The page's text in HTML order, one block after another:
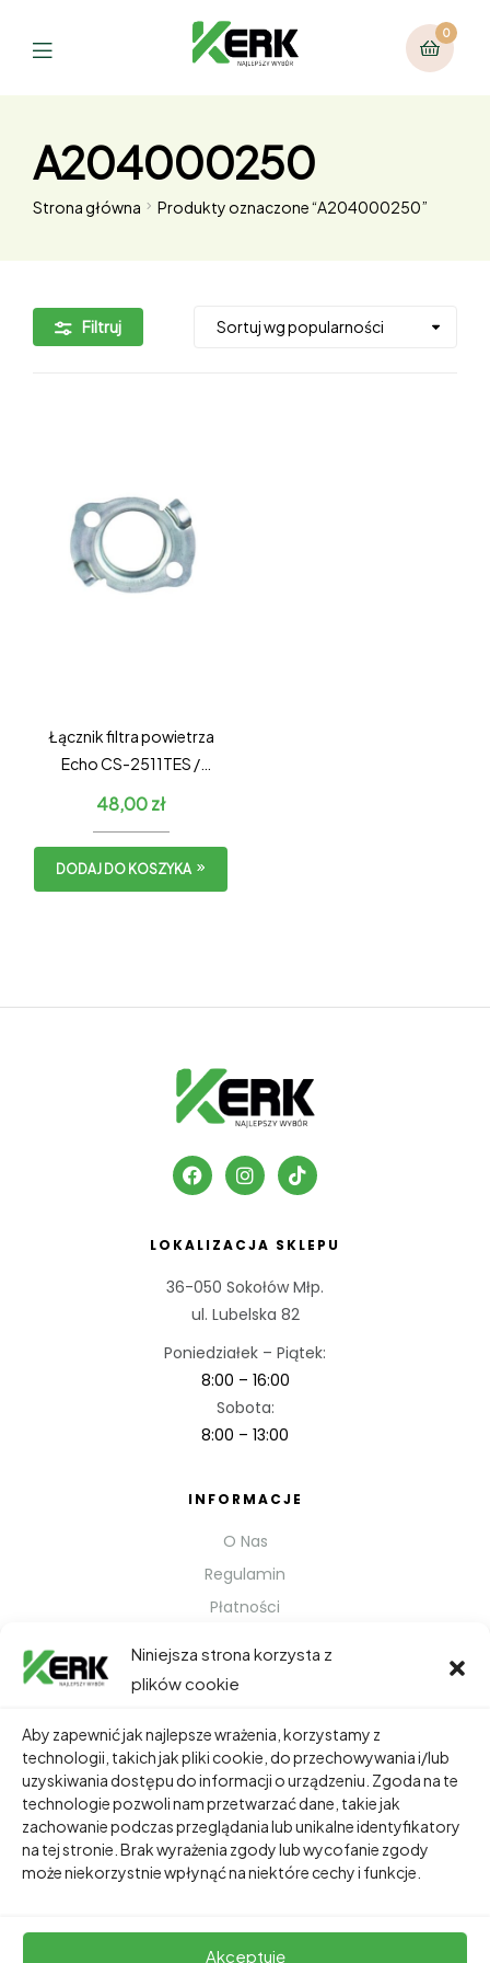
Niniejsza strona korzysta z
plików cookie
Aby zapewnić jak najlepsze wrażenia, korzystamy z
technologii, takich jak pliki cookie, do przechowywania i/lub
uzyskiwania dostępu do informacji o urządzeniu. Zgoda na te
technologie pozwoli nam przetwarzać dane, takie jak
zachowanie podczas przeglądania lub unikalne identyfikatory
na tej stronie. Brak wyrażenia zgody lub wycofanie zgody
może niekorzystnie wpłynąć na niektóre cechy i funkcje.
Akceptuję
0
A204000250
Strona główna Produkty oznaczone “A204000250”
Filtruj
Łącznik filtra powietrza
Echo CS-2511TES /
48,00zł
DODAJ DO KOSZYKA
LOKALIZACJA SKLEPU
36-050 Sokołów Młp.
ul. Lubelska 82
Poniedziałek – Piątek:
8:00 – 16:00
Sobota:
8:00 – 13:00
INFORMACJE
O Nas
Regulamin
Płatności
TWOJE KONTO
Dane Osobowe
Zamówienia
Adresy